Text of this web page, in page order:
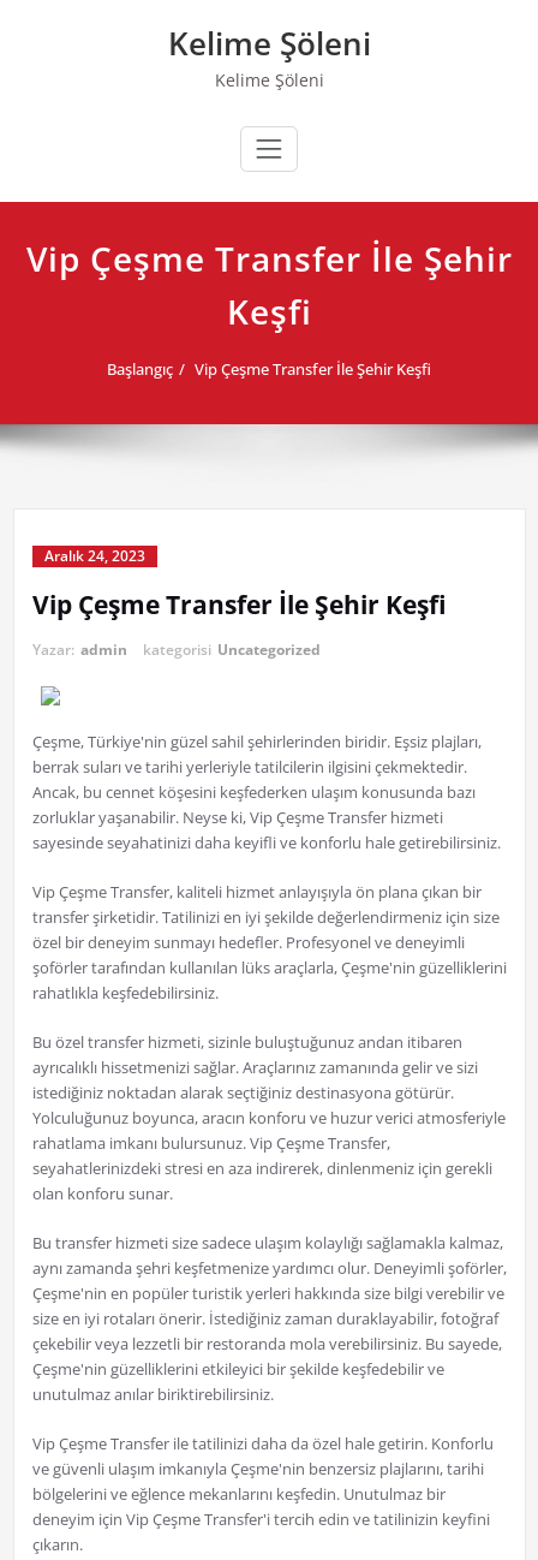
Kelime Şöleni
Kelime Şöleni
Vip Çeşme Transfer İle Şehir
Keşfi
Başlangıç Vip Çeşme Transfer İle Şehir Keşfi
Aralık 24, 2023
Vip Çeşme Transfer İle Şehir Keşfi
Yazar: admin kategorisi Uncategorized
Çeşme, Türkiye'nin güzel sahil şehirlerinden biridir. Eşsiz plajları,
berrak suları ve tarihi yerleriyle tatilcilerin ilgisini çekmektedir.
Ancak, bu cennet köşesini keşfederken ulaşım konusunda bazı
zorluklar yaşanabilir. Neyse ki, Vip Çeşme Transfer hizmeti
sayesinde seyahatinizi daha keyifli ve konforlu hale getirebilirsiniz.
Vip Çeşme Transfer, kaliteli hizmet anlayışıyla ön plana çıkan bir
transfer şirketidir. Tatilinizi en iyi şekilde değerlendirmeniz için size
özel bir deneyim sunmayı hedefler. Profesyonel ve deneyimli
şoförler tarafından kullanılan lüks araçlarla, Çeşme'nin güzelliklerini
rahatlıkla keşfedebilirsiniz.
Bu özel transfer hizmeti, sizinle buluştuğunuz andan itibaren
ayrıcalıklı hissetmenizi sağlar. Araçlarınız zamanında gelir ve sizi
istediğiniz noktadan alarak seçtiğiniz destinasyona götürür.
Yolculuğunuz boyunca, aracın konforu ve huzur verici atmosferiyle
rahatlama imkanı bulursunuz. Vip Çeşme Transfer,
seyahatlerinizdeki stresi en aza indirerek, dinlenmeniz için gerekli
olan konforu sunar.
Bu transfer hizmeti size sadece ulaşım kolaylığı sağlamakla kalmaz,
aynı zamanda şehri keşfetmenize yardımcı olur. Deneyimli şoförler,
Çeşme'nin en popüler turistik yerleri hakkında size bilgi verebilir ve
size en iyi rotaları önerir. İstediğiniz zaman duraklayabilir, fotoğraf
çekebilir veya lezzetli bir restoranda mola verebilirsiniz. Bu sayede,
Çeşme'nin güzelliklerini etkileyici bir şekilde keşfedebilir ve
unutulmaz anılar biriktirebilirsiniz.
Vip Çeşme Transfer ile tatilinizi daha da özel hale getirin. Konforlu
ve güvenli ulaşım imkanıyla Çeşme'nin benzersiz plajlarını, tarihi
bölgelerini ve eğlence mekanlarını keşfedin. Unutulmaz bir
deneyim için Vip Çeşme Transfer'i tercih edin ve tatilinizin keyfini
çıkarın.